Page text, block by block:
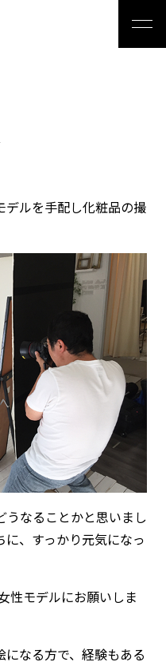
デルを手配し化粧品の撮
なることかと思いまし
、すっかり元気になっ
性モデルにお願いしま
なる方で、経験もある